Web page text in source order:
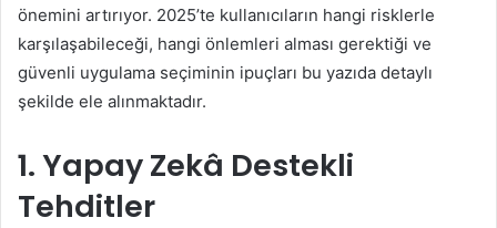
önemini artırıyor. 2025’te kullanıcıların hangi risklerle
karşılaşabileceği, hangi önlemleri alması gerektiği ve
güvenli uygulama seçiminin ipuçları bu yazıda detaylı
şekilde ele alınmaktadır.
1. Yapay Zekâ Destekli
Tehditler